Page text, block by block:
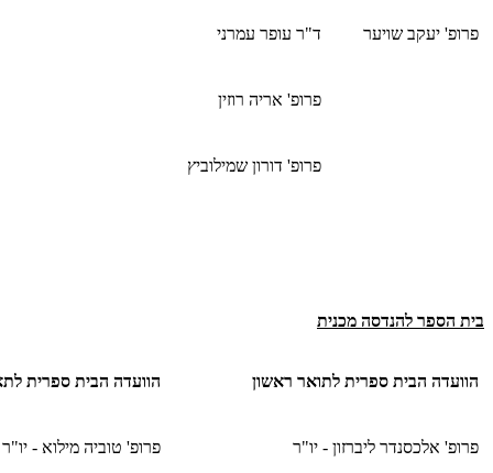
פרופ' יעקב שויער ד"ר עופר עמרני
פרופ' אריה רוזין
פרופ' דורון שמילוביץ
בית הספר להנדסה מכנית
הוועדה הבית ספרית לתואר ראשון הוועדה הבית ספרית
פרופ' אלכסנדר ליברזון - יו"ר פרופ' טוביה מילוא - יו"ר